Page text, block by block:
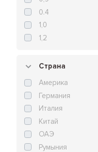
0.4
1,0
1,2
Страна
Америка
Германия
Италия
Китай
ОАЭ
Румыния